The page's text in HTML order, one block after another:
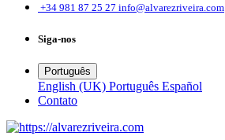
+34 981 87 25 27 info@alvarezriveira.com
Siga-nos
Português
English (UK) Português Español
Contato